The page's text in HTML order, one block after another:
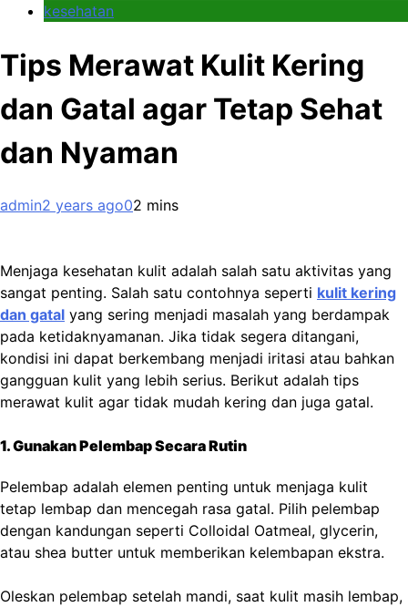
kesehatan
Tips Merawat Kulit Kering
dan Gatal agar Tetap Sehat
dan Nyaman
admin2 years ago02 mins
Menjaga kesehatan kulit adalah salah satu aktivitas yang
sangat penting. Salah satu contohnya seperti kulit kering
dan gatal yang sering menjadi masalah yang berdampak
pada ketidaknyamanan. Jika tidak segera ditangani,
kondisi ini dapat berkembang menjadi iritasi atau bahkan
gangguan kulit yang lebih serius. Berikut adalah tips
merawat kulit agar tidak mudah kering dan juga gatal.
1. Gunakan Pelembap Secara Rutin
Pelembap adalah elemen penting untuk menjaga kulit
tetap lembap dan mencegah rasa gatal. Pilih pelembap
dengan kandungan seperti Colloidal Oatmeal, glycerin,
atau shea butter untuk memberikan kelembapan ekstra.
Oleskan pelembap setelah mandi, saat kulit masih lembap,